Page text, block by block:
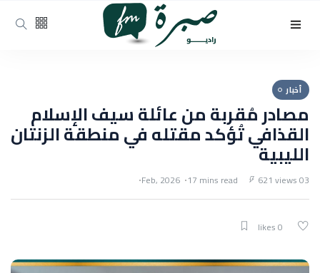
أخبار
مصادر مُقربة من عائلة سيف الإسلام
القذافي تُؤكد مقتله في منطقة الزنتان
الليبية
03 Feb, 2026
17 mins read 621 views